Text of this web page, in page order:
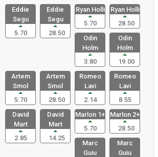
Eddie
Segu
5.70
Eddie
Segu
28.50
Ryan Holli
5.70
Ryan Holli
28.50
Odin
Holm
3.80
Odin
Holm
19.00
Artem
Smol
5.70
Artem
Smol
28.50
Romeo
Lavi
2.14
Romeo
Lavi
8.55
David
Mart
2.85
David
Mart
14.25
Marlon 1+
5.70
Marlon 2+
28.50
Marc
Guiu
Marc
Guiu